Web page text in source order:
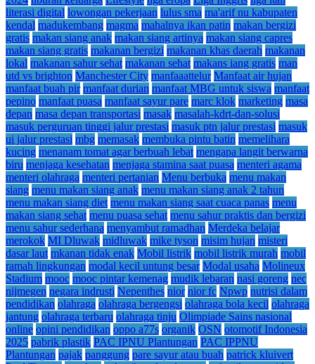
literasi digital lowongan pekerjaan lulus sma ma'arif nu kabupaten
kendal madukembang magma mahalnya ikan patin makan bergizi
gratis makan siang anak makan siang artinya makan siang capres
makan siang gratis makanan bergizi makanan khas daerah makanan
lokal makanan sahur sehat makanan sehat makans iang gratis man
utd vs brighton Manchester City manfaaattelur Manfaat air hujan
manfaat buah pir manfaat durian manfaat MBG untuk siswa manfaat
pepino manfaat puasa manfaat sayur pare marc klok marketing masa
depan masa depan transportasi masak masalah-kdrt-dan-solusi
masuk perguruan tinggi jalur prestasi masuk ptn jalur prestasi masuk
ui jalur prestasi mbg memasak membuka pintu batin memelihara
kucing menanam tomat agar berbuah lebat mengapa langit berwarna
biru menjaga kesehatan menjaga stamina saat puasa menteri agama
menteri olahraga menteri pertanian Menu berbuka menu makan
siang menu makan siang anak menu makan siang anak 2 tahun
menu makan siang diet menu makan siang saat cuaca panas menu
makan siang sehat menu puasa sehat menu sahur praktis dan bergizi
menu sahur sederhana menyambut ramadhan Merdeka belajar
merokok MI Dluwak midluwak mike tyson misim hujan misteri
dasar laut mkanan tidak enak Mobil listrik mobil listrik murah mobil
ramah lingkungan modal kecil untung besar Modal usaha Molineux
Stadium mooc mooc pintar kemenag mudik lebaran nasi goreng nec
nijmegen negara indrusti Nepenthes nior nior fc Npwp nutrisi dalam
pendidikan olahraga olahraga bergengsi olahraga bola kecil olahraga
jantung olahraga terbaru olahraga tinju Olimpiade Sains nasional
online opini pendidikan oppo a77s organik OSN otomotif Indonesia
2025 pabrik plastik PAC IPNU Plantungan PAC IPPNU
Plantungan pajak panggung pare sayur atau buah patrick kluivert